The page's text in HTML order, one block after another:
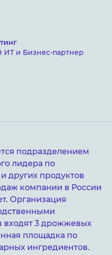
и Бизнес-партнер
подразделением
лидера по
других продуктов
компании в России
Организация
входят 3 дрожжевых
площадка по
ингредиентов.